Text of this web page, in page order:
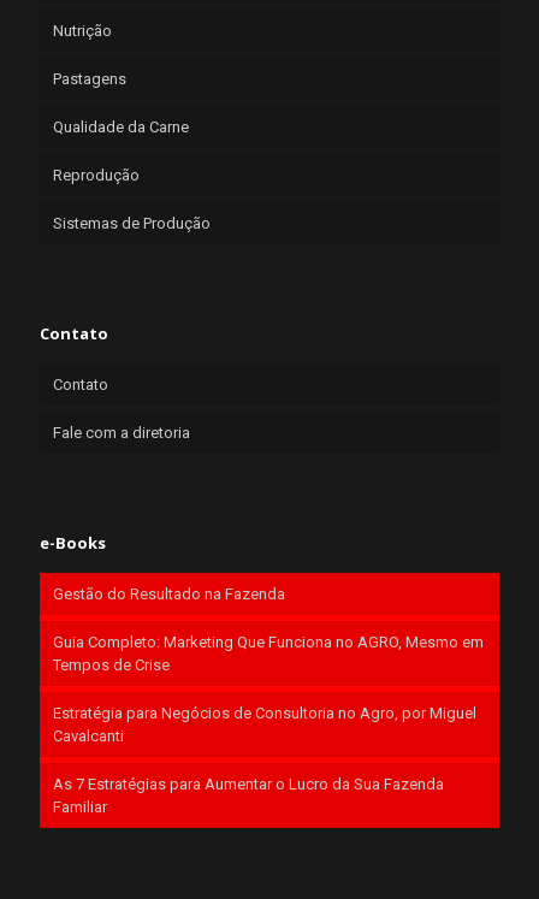
Nutrição
Pastagens
Qualidade da Carne
Reprodução
Sistemas de Produção
Contato
Contato
Fale com a diretoria
e-Books
Gestão do Resultado na Fazenda
Guia Completo: Marketing Que Funciona no AGRO, Mesmo em
Tempos de Crise
Estratégia para Negócios de Consultoria no Agro, por Miguel
Cavalcanti
As 7 Estratégias para Aumentar o Lucro da Sua Fazenda
Familiar